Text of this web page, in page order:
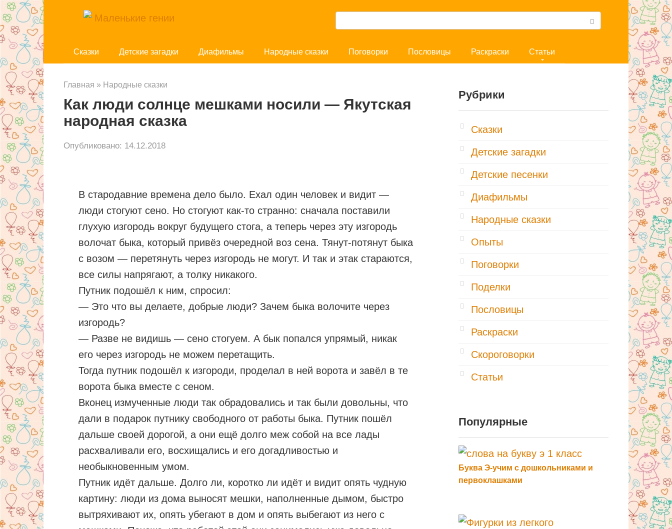
Перейти
к
контенту
Cказки Детские загадки Диафильмы Народные сказки Поговорки Пословицы Раскраски Статьи
Главная » Народные сказки
Как люди солнце мешками носили — Якутская
народная сказка
Опубликовано: 14.12.2018
В стародавние времена дело было. Ехал один человек и видит —
люди стогуют сено. Но стогуют как-то странно: сначала поставили
глухую изгородь вокруг будущего стога, а теперь через эту изгородь
волочат быка, который привёз очередной воз сена. Тянут-потянут быка
с возом — перетянуть через изгородь не могут. И так и этак стараются,
все силы напрягают, а толку никакого.
Путник подошёл к ним, спросил:
— Это что вы делаете, добрые люди? Зачем быка волочите через
изгородь?
— Разве не видишь — сено стогуем. А бык попался упрямый, никак
его через изгородь не можем перетащить.
Тогда путник подошёл к изгороди, проделал в ней ворота и завёл в те
ворота быка вместе с сеном.
Вконец измученные люди так обрадовались и так были довольны, что
дали в подарок путнику свободного от работы быка. Путник пошёл
дальше своей дорогой, а они ещё долго меж собой на все лады
расхваливали его, восхищались и его догадливостью и
необыкновенным умом.
Путник идёт дальше. Долго ли, коротко ли идёт и видит опять чудную
картину: люди из дома выносят мешки, наполненные дымом, быстро
вытряхивают их, опять убегают в дом и опять выбегают из него с
Рубрики
Cказки
Детские загадки
Детские песенки
Диафильмы
Народные сказки
Опыты
Поговорки
Поделки
Пословицы
Раскраски
Скороговорки
Статьи
Популярные
Буква Э-учим с дошкольниками и
первоклашками